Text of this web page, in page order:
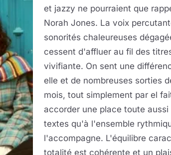
et jazzy ne pourraient que
Norah Jones. La voix
sonorités chaleureuses
cessent d'affluer au fil des
vivifiante. On sent une
elle et de nombreuses sorties
mois, tout simplement par el
accorder une place toute
textes qu'à l'ensemble
l'accompagne. L'équilibre
totalité est cohérente et un